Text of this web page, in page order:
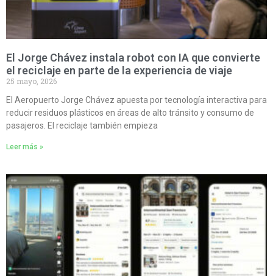
El Jorge Chávez instala robot con IA que convierte
el reciclaje en parte de la experiencia de viaje
25 mayo, 2026
El Aeropuerto Jorge Chávez apuesta por tecnología interactiva para
reducir residuos plásticos en áreas de alto tránsito y consumo de
pasajeros. El reciclaje también empieza
Leer más »